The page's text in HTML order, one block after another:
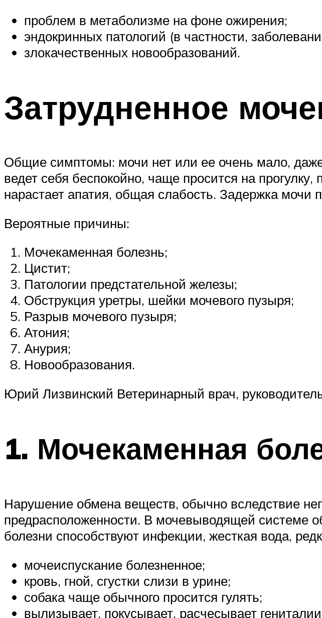
проблем в метаболизме на фоне ожирения;
эндокринных патологий (в частности,
злокачественных новообразований.
Затрудненное
Общие симптомы: мочи нет или ее очень мало,
ведет себя беспокойно, чаще просится на
нарастает апатия, общая слабость. Задержка мочи
Вероятные причины:
Мочекаменная болезнь;
Цистит;
Патологии предстательной железы;
Обструкция уретры, шейки мочевого пузыря;
Разрыв мочевого пузыря;
Атония;
Анурия;
Новообразования.
Юрий Лизвинский Ветеринарный врач,
1. Мочекаменная
Нарушение обмена веществ, обычно вследствие
предрасположенности. В мочевыводящей системе
болезни способствуют инфекции, жесткая вода,
мочеиспускание болезненное;
кровь, гной, сгустки слизи в урине;
собака чаще обычного просится гулять;
вылизывает, покусывает, расчесывает